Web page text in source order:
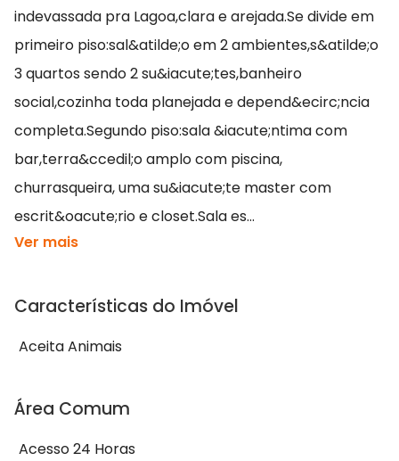
indevassada pra Lagoa,clara e arejada.Se divide em
primeiro piso:sal&atilde;o em 2 ambientes,s&atilde;o
3 quartos sendo 2 su&iacute;tes,banheiro
social,cozinha toda planejada e depend&ecirc;ncia
completa.Segundo piso:sala &iacute;ntima com
bar,terra&ccedil;o amplo com piscina,
churrasqueira, uma su&iacute;te master com
escrit&oacute;rio e closet.Sala es...
Ver mais
Características do Imóvel
Aceita Animais
Área Comum
Acesso 24 Horas